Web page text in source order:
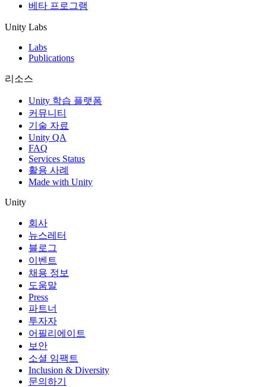
베타 프로그램
Unity Labs
Labs
Publications
리소스
Unity 학습 플랫폼
커뮤니티
기술 자료
Unity QA
FAQ
Services Status
활용 사례
Made with Unity
Unity
회사
뉴스레터
블로그
이벤트
채용 정보
도움말
Press
파트너
투자자
어필리에이트
보안
소셜 임팩트
Inclusion & Diversity
문의하기